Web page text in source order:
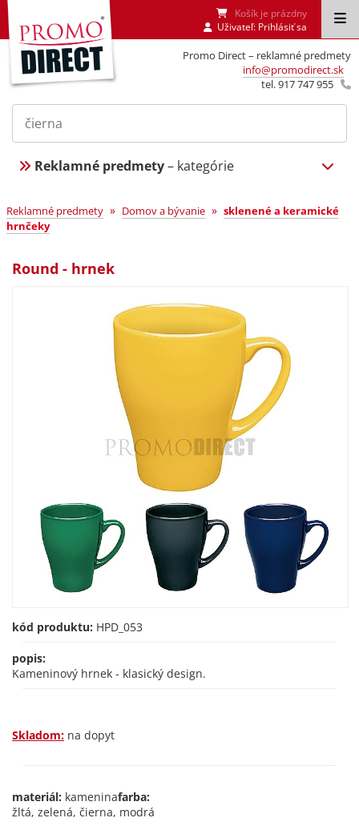
Promo Direct – reklamné predmety
info@promodirect.sk
tel. 917 747 955
Košík je prázdny
Uživateľ: Prihlásiť sa
Reklamné predmety– kategórie
Reklamné predmety » Domov a bývanie » sklenené a keramické
hrnčeky
Round - hrnek
kód produktu: HPD_053
popis:
Kameninový hrnek - klasický design.
Skladom: na dopyt
materiál: kameninafarba:
žltá, zelená, čierna, modrá